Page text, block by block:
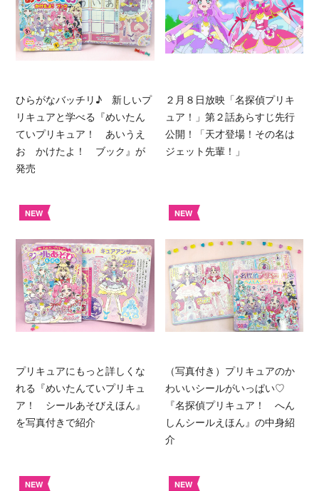
ひらがなバッチリ♪ 新しいプ
リキュアと学べる『めいたん
ていプリキュア！ あいうえ
お かけたよ！ ブック』が
発売
２月８日放映「名探偵プリキ
ュア！」第２話あらすじ先行
公開！「天才登場！その名は
ジェット先輩！」
NEW
プリキュアにもっと詳しくな
れる『めいたんていプリキュ
ア！ シールあそびえほん』
を写真付きで紹介
NEW
（写真付き）プリキュアのか
わいいシールがいっぱい♡
『名探偵プリキュア！ へん
しんシールえほん』の中身紹
介
NEW NEW